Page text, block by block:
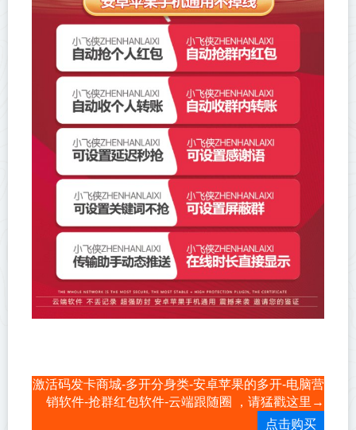
激活码发卡商城-多开分身类-安卓苹果的多开-电脑营
销软件-抢群红包软件-云端跟随圈 ，请猛戳这里→
点击购买